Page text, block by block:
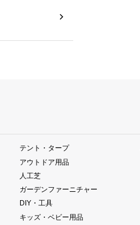
テント・タープ
アウトドア用品
人工芝
ガーデンファーニチャー
DIY・工具
キッズ・ベビー用品